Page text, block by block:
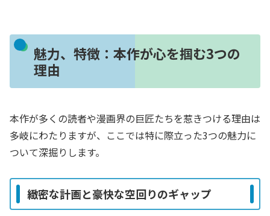
魅力、特徴：本作が心を掴む3つの
理由
本作が多くの読者や漫画界の巨匠たちを惹きつける理由は
多岐にわたりますが、ここでは特に際立った3つの魅力に
ついて深掘りします。
緻密な計画と豪快な空回りのギャップ